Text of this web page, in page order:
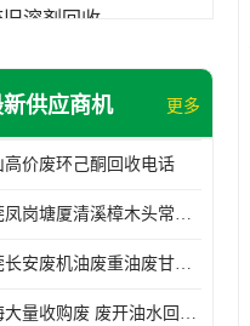
旧溶剂回收
莞回收废溶剂
三氯乙烯回收
混合溶剂回收
供应商机 更多
高价废环己酮回收电话
东莞凤岗塘厦清溪樟木头常平废液压油 废火花机油 废 废切削油 废齿轮油 废导轨油 废螺杆油
东莞长安废机油废重油废甘油废矿物油废燃料油废废润滑油废火花机油废油废齿轮油
珠海大量收购废 废开油水回收废酒精废废乙酯胶水废洗枪水废开油水废二废三氯丁脂乙脂废甲